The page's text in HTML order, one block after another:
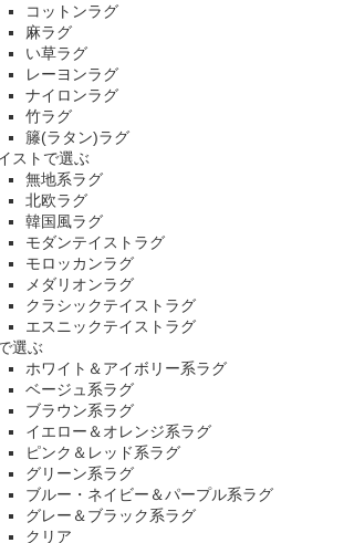
コットンラグ
麻ラグ
い草ラグ
レーヨンラグ
ナイロンラグ
竹ラグ
籐(ラタン)ラグ
ストで選ぶ
無地系ラグ
北欧ラグ
韓国風ラグ
モダンテイストラグ
モロッカンラグ
メダリオンラグ
クラシックテイストラグ
エスニックテイストラグ
選ぶ
ホワイト＆アイボリー系ラグ
ベージュ系ラグ
ブラウン系ラグ
イエロー＆オレンジ系ラグ
ピンク＆レッド系ラグ
グリーン系ラグ
ブルー・ネイビー＆パープル系ラグ
グレー＆ブラック系ラグ
クリア